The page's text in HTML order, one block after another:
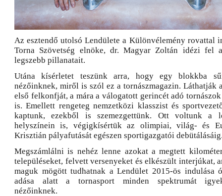
Az esztendő utolsó Lendülete a Különvélemény rovattal
Torna Szövetség elnöke, dr. Magyar Zoltán idézi fel
legszebb pillanatait.
Utána kísérletet teszünk arra, hogy egy blokkba
nézőinknek, miről is szól ez a tornászmagazin. Láthatják
első felkonfját, a mára a válogatott gerincét adó
is. Emellett rengeteg nemzetközi klasszist és
kaptunk, ezekből is szemezgettünk. Ott voltunk a
helyszínein is, végigkísértük az olimpiai, világ- és
Krisztián pályafutását egészen sportigazgatói
Megszámlálni is nehéz lenne azokat a megtett
településeket, felvett versenyeket és elkészült interjúkat,
maguk mögött tudhatnak a Lendület 2015-ös indulása
adása alatt a tornasport minden spektrumát
nézőinknek.